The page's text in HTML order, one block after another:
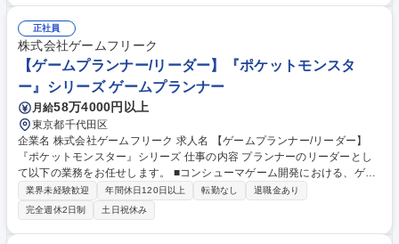
ョン、サーバーの目視点検など 【2】BPO業務：お客様データの印刷、裁
断・圧着・封入封緘などの後処理作業 【3】2拠点（本社DC・RSDC）で
の勤務となり、シフトにより勤務場所が変わります 【4】24時間3交替制
（1週間単位でシフト変更）で、チーム内で協力して業務を遂行します。
募集職種 【桐生市/データセンターオペレータ】未経験者可★サーバー監
視/IT知識不要！
正社員
株式会社ゲームフリーク
【ゲームプランナー/リーダー】『ポケットモンスタ
ー』シリーズ ゲームプランナー
月給58万4000円以上
東京都千代田区
企業名 株式会社ゲームフリーク 求人名 【ゲームプランナー/リーダー】
『ポケットモンスター』シリーズ 仕事の内容 プランナーのリーダーとし
て以下の業務をお任せします。 ■コンシューマゲーム開発における、ゲー
ムデザイン業務 （企画提案、仕様策定、進行管理、データ作成、改善提
案、デバッグ） ■担当チームのマネジメント業務、スタッフ育成 ※マネジ
メント業務は、プランナーのみではなく、グラフィックデザイナー・プロ
グラマ等、他職種のチームのマネジメントも含みます 募集職種 【ゲーム
業界未経験歓迎 年間休日120日以上 転勤なし
退職金あり
完全週休2日制
土日祝休み